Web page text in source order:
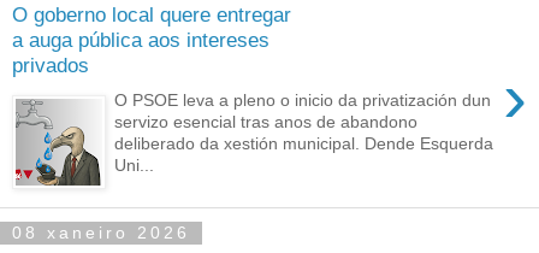
O goberno local quere entregar
a auga pública aos intereses
privados
›
O PSOE leva a pleno o inicio da privatización dun
servizo esencial tras anos de abandono
deliberado da xestión municipal. Dende Esquerda
Uni...
08 xaneiro 2026